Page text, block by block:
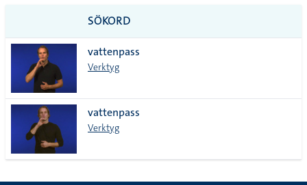
till
alla i
lista
SÖKORD
vattenpass
Verktyg
vattenpass
Verktyg